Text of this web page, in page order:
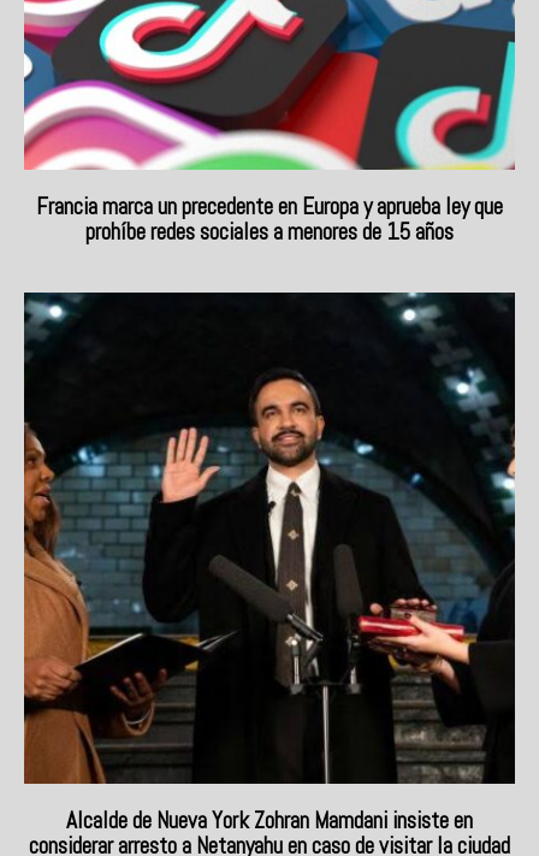
Francia marca un precedente en Europa y aprueba ley que
prohíbe redes sociales a menores de 15 años
Alcalde de Nueva York Zohran Mamdani insiste en
considerar arresto a Netanyahu en caso de visitar la ciudad